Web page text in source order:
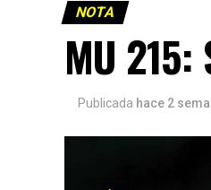
NOTA
MU
Publicada hace 2